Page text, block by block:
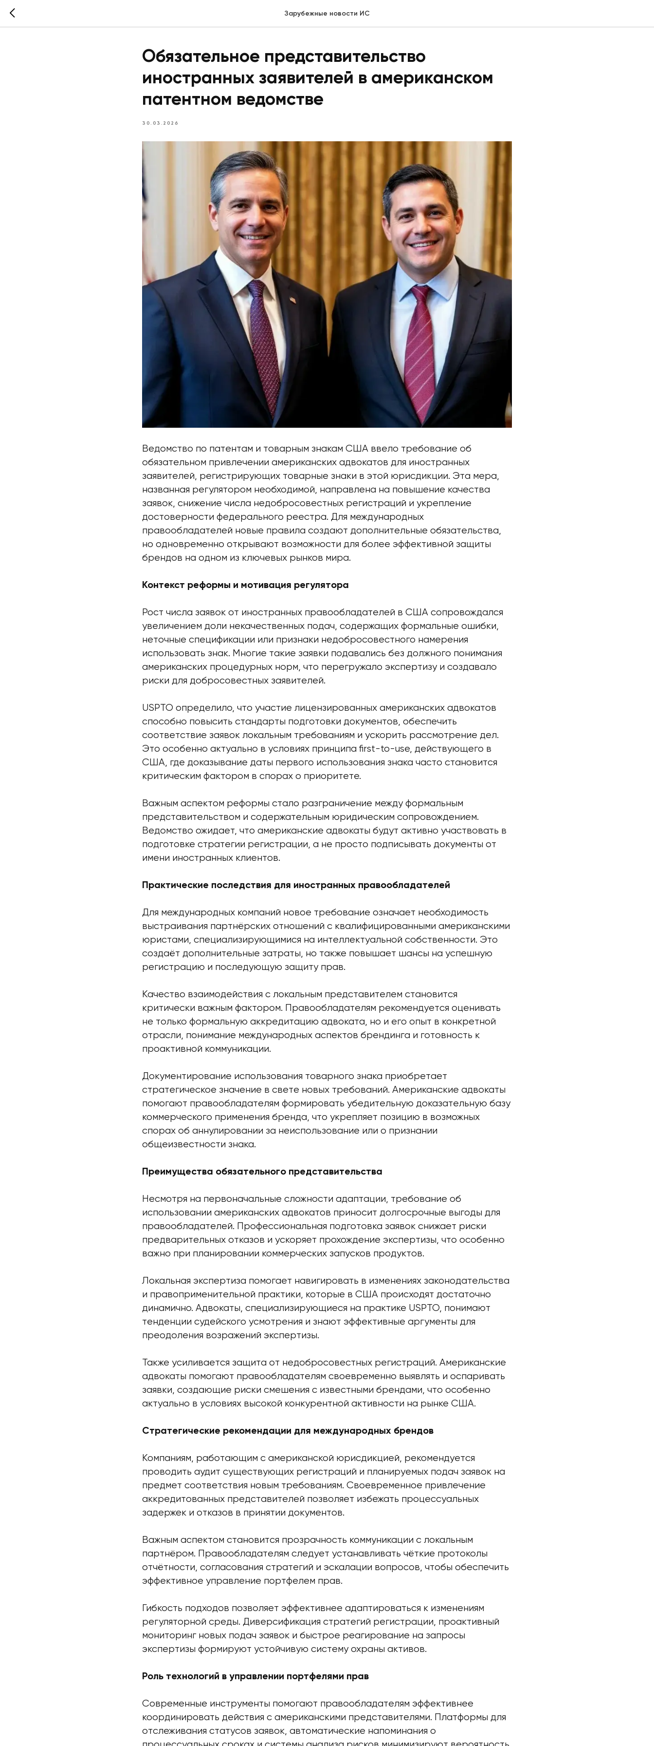
Зарубежные новости ИС
Обязательное представительство
иностранных заявителей в американском
патентном ведомстве
30.03.2026
Ведомство по патентам и товарным знакам США ввело требование об
обязательном привлечении американских адвокатов для иностранных
заявителей, регистрирующих товарные знаки в этой юрисдикции. Эта мера,
названная регулятором необходимой, направлена на повышение качества
заявок, снижение числа недобросовестных регистраций и укрепление
достоверности федерального реестра. Для международных
правообладателей новые правила создают дополнительные обязательства,
но одновременно открывают возможности для более эффективной защиты
брендов на одном из ключевых рынков мира.
Контекст реформы и мотивация регулятора
Рост числа заявок от иностранных правообладателей в США сопровождался
увеличением доли некачественных подач, содержащих формальные ошибки,
неточные спецификации или признаки недобросовестного намерения
использовать знак. Многие такие заявки подавались без должного понимания
американских процедурных норм, что перегружало экспертизу и создавало
риски для добросовестных заявителей.
USPTO определило, что участие лицензированных американских адвокатов
способно повысить стандарты подготовки документов, обеспечить
соответствие заявок локальным требованиям и ускорить рассмотрение дел.
Это особенно актуально в условиях принципа first-to-use, действующего в
США, где доказывание даты первого использования знака часто становится
критическим фактором в спорах о приоритете.
Важным аспектом реформы стало разграничение между формальным
представительством и содержательным юридическим сопровождением.
Ведомство ожидает, что американские адвокаты будут активно участвовать в
подготовке стратегии регистрации, а не просто подписывать документы от
имени иностранных клиентов.
Практические последствия для иностранных правообладателей
Для международных компаний новое требование означает необходимость
выстраивания партнёрских отношений с квалифицированными американскими
юристами, специализирующимися на интеллектуальной собственности. Это
создаёт дополнительные затраты, но также повышает шансы на успешную
регистрацию и последующую защиту прав.
Качество взаимодействия с локальным представителем становится
критически важным фактором. Правообладателям рекомендуется оценивать
не только формальную аккредитацию адвоката, но и его опыт в конкретной
отрасли, понимание международных аспектов брендинга и готовность к
проактивной коммуникации.
Документирование использования товарного знака приобретает
стратегическое значение в свете новых требований. Американские адвокаты
помогают правообладателям формировать убедительную доказательную базу
коммерческого применения бренда, что укрепляет позицию в возможных
спорах об аннулировании за неиспользование или о признании
общеизвестности знака.
Преимущества обязательного представительства
Несмотря на первоначальные сложности адаптации, требование об
использовании американских адвокатов приносит долгосрочные выгоды для
правообладателей. Профессиональная подготовка заявок снижает риски
предварительных отказов и ускоряет прохождение экспертизы, что особенно
важно при планировании коммерческих запусков продуктов.
Локальная экспертиза помогает навигировать в изменениях законодательства
и правоприменительной практики, которые в США происходят достаточно
динамично. Адвокаты, специализирующиеся на практике USPTO, понимают
тенденции судейского усмотрения и знают эффективные аргументы для
преодоления возражений экспертизы.
Также усиливается защита от недобросовестных регистраций. Американские
адвокаты помогают правообладателям своевременно выявлять и оспаривать
заявки, создающие риски смешения с известными брендами, что особенно
актуально в условиях высокой конкурентной активности на рынке США.
Стратегические рекомендации для международных брендов
Компаниям, работающим с американской юрисдикцией, рекомендуется
проводить аудит существующих регистраций и планируемых подач заявок на
предмет соответствия новым требованиям. Своевременное привлечение
аккредитованных представителей позволяет избежать процессуальных
задержек и отказов в принятии документов.
Важным аспектом становится прозрачность коммуникации с локальным
партнёром. Правообладателям следует устанавливать чёткие протоколы
отчётности, согласования стратегий и эскалации вопросов, чтобы обеспечить
эффективное управление портфелем прав.
Гибкость подходов позволяет эффективнее адаптироваться к изменениям
регуляторной среды. Диверсификация стратегий регистрации, проактивный
мониторинг новых подач заявок и быстрое реагирование на запросы
экспертизы формируют устойчивую систему охраны активов.
Роль технологий в управлении портфелями прав
Современные инструменты помогают правообладателям эффективнее
координировать действия с американскими представителями. Платформы для
отслеживания статусов заявок, автоматические напоминания о